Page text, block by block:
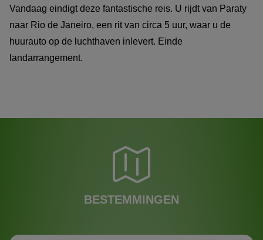
Vandaag eindigt deze fantastische reis. U rijdt van Paraty
naar Rio de Janeiro, een rit van circa 5 uur, waar u de
huurauto op de luchthaven inlevert. Einde
landarrangement.
BESTEMMINGEN